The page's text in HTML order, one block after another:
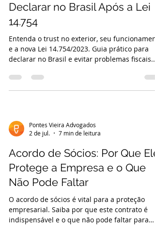
Declarar no Brasil Após a Lei
14.754
Entenda o trust no exterior, seu
e a nova Lei 14.754/2023. Guia prático para
declarar no Brasil e evitar problemas fiscais.
Pontes Vieira Advogados
2 de jul.
7 min de leitura
Acordo de Sócios: Por Que Ele
Protege a Empresa e o Que
Não Pode Faltar
O acordo de sócios é vital para a proteção
empresarial. Saiba por que este contrato é
indispensável e o que não pode faltar para